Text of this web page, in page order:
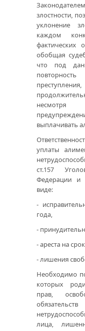
злостности,
уклонение
каждом
фактических
обобщая
что под
несмотря
выплачивать
уплаты
ст.157
Федерации и
виде:
-
года,
-
- ареста на
- лишения
Необходимо
которых
прав,
лица,